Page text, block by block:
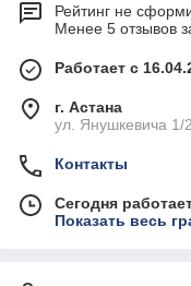
Рейтинг не
Менее 5 отзывов
Работает с
г. Астана
ул. Янушкевича 1/
Контакты
Сегодня
Показать весь